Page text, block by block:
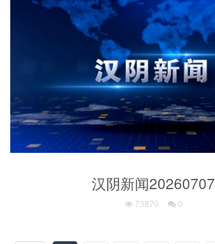
汉阴新闻20260707
73870 0